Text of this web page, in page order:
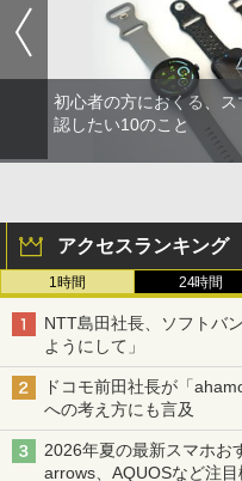
初心者の方におくる、
認したい10のこと
アクセスランキング
1時間 24時間
NTT島田社長、ソフトバ
ようにして」
ドコモ前田社長が「
への考え方にも言及
2026年夏の最新スマホお
arrows、AQUOSなど注